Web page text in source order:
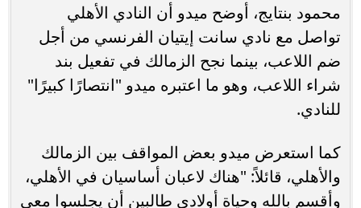
محمود بنتايج، أوضح ميدو أن النادي الأهلي
تواصل مع نادي سانت إيتيان الفرنسي من أجل
ضم اللاعب، بينما نجح الزمالك في تفعيل بند
شراء اللاعب، وهو ما اعتبره ميدو "انتصارًا كبيرًا"
للنادي.
كما استعرض ميدو بعض المواقف بين الزمالك
والأهلي، قائلاً: "هناك لاعبان أساسيان في الأهلي،
وأقسم بالله وحياة أولادي طالبين أن يجلسوا معي